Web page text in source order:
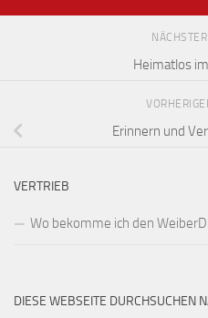
Heimatlos
Erinnern und
VERTRIEB
Wo bekomme ich den
DIESE WEBSEITE DURCHSUCHEN